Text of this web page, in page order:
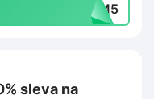
2DM5
sleva na